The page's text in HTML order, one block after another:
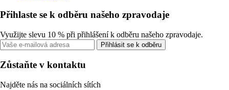
Přihlaste se k odběru našeho zpravodaje
Využijte slevu 10 % při přihlášení k odběru našeho zpravodaje.
Přihlásit se k odběru
Zůstaňte v kontaktu
Najděte nás na sociálních sítích